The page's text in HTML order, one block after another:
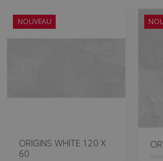
NOUVEAU
ORIGINS WHITE 120 X
60